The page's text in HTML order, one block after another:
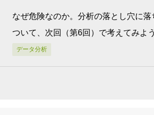
なぜ危険なのか。分析の落とし穴に落
ついて、次回（第6回）で考えてみよう
データ分析